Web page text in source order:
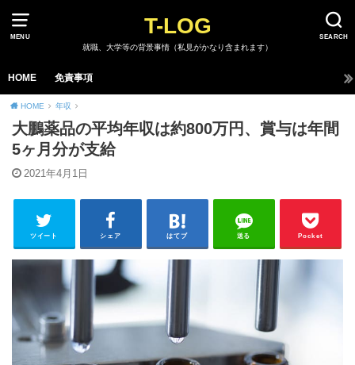
MENU SEARCH
T-LOG
就職、大学等の背景事情（私見がかなり含まれます）
HOME 免責事項
HOME 年収
大鵬薬品の平均年収は約800万円、賞与は年間
5ヶ月分が支給
2021年4月1日
ツイート シェア はてブ 送る Pocket